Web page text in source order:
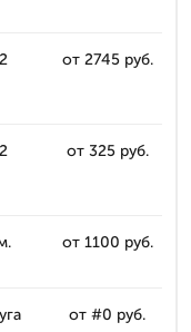
от 2745 руб.
от 325 руб.
от 1100 руб.
от #0 руб.